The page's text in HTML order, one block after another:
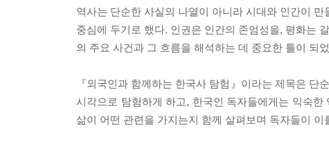
역사는 단순한 사실의 나열이 아니라 시대와 인간이
중심에 두기로 했다. 인권은 인간의 존엄성을, 평화는
의 주요 사건과 그 흐름을 해석하는 데 중요한 틀이 되
『외국인과 함께하는 한국사 탐험』이라는 제목은
시각으로 탐험하게 하고, 한국인 독자들에게는 익숙
삶이 어떤 관련을 가지는지 함께 살펴보며 독자들이